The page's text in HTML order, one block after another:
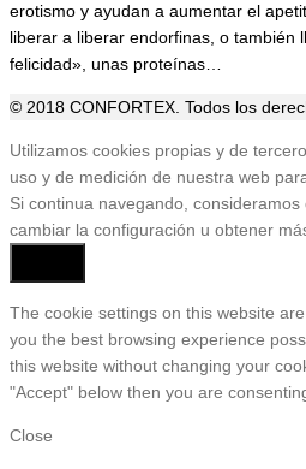
erotismo y ayudan a aumentar el
liberar a liberar endorfinas, o también
felicidad», unas proteínas…
© 2018 CONFORTEX. Todos los
Ir
a
Tienda
Utilizamos cookies propias y de
uso y de medición de nuestra web
Si continua navegando,
cambiar la configuración u obtener
The cookie settings on this website
you the best browsing experience
this website without changing your
"Accept" below then you are
Close